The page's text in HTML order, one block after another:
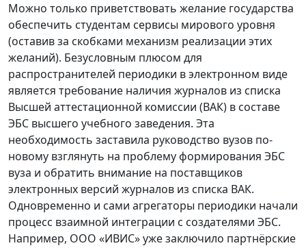
Можно только приветствовать желание государства
обеспечить студентам сервисы мирового уровня
(оставив за скобками механизм реализации этих
желаний). Безусловным плюсом для
распространителей периодики в электронном виде
является требование наличия журналов из списка
Высшей аттестационной комиссии (ВАК) в составе
ЭБС высшего учебного заведения. Эта
необходимость заставила руководство вузов по-
новому взглянуть на проблему формирования ЭБС
вуза и обратить внимание на поставщиков
электронных версий журналов из списка ВАК.
Одновременно и сами агрегаторы периодики начали
процесс взаимной интеграции с создателями ЭБС.
Например, ООО «ИВИС» уже заключило партнёрские